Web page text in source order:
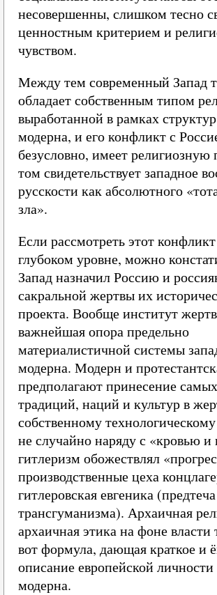
несовершенны, слишком тесно
ценностным критерием и
чувством.
Между тем современный Запад
обладает собственным типом
выработанной в рамках
модерна, и его конфликт с
безусловно, имеет
том свидетельствует западное
русскости как абсолютного
зла».
Если рассмотреть этот
глубоком уровне, можно
Запад назначил Россию и
сакральной жертвы их
проекта. Вообще институт
важнейшая опора предельно
материалистичной системы
модерна. Модерн и
предполагают принесение
традиций, наций и культур в
собственному
не случайно наряду с «кровью и
гитлеризм обожествлял
производственные цеха
гитлеровская евгеника (предтеча
трансгуманизма). Архаичная
архаичная этика на фоне власти
вот формула, дающая краткое и
описание европейской
модерна.